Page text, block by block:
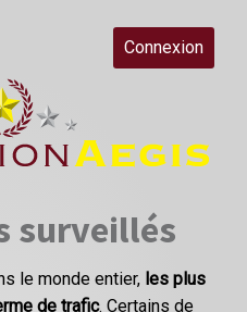
Connexion
surveillés
le monde entier, les plus
de trafic. Certains de